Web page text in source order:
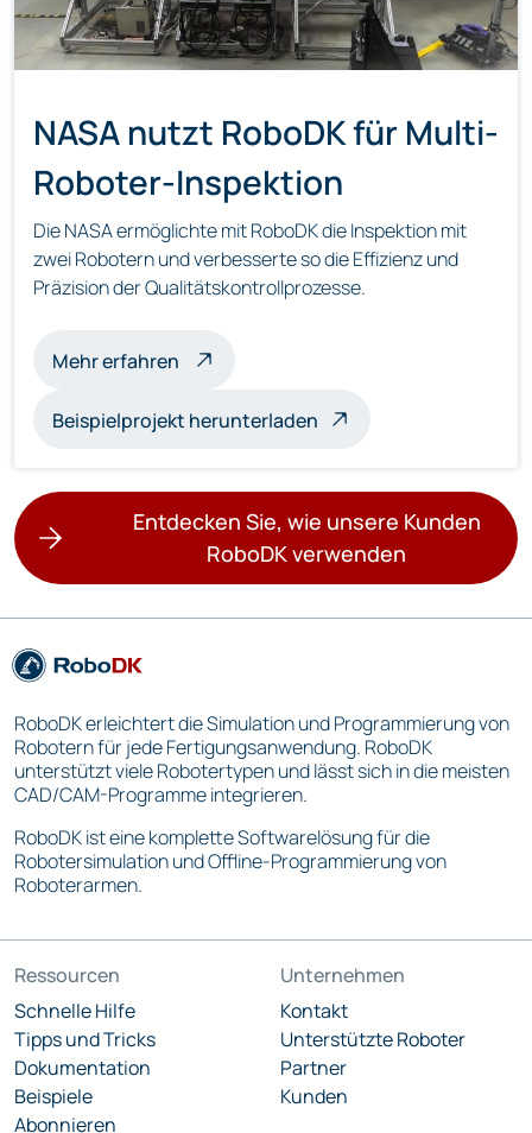
NASA nutzt RoboDK für Multi-
Roboter-Inspektion
Die NASA ermöglichte mit RoboDK die Inspektion mit
zwei Robotern und verbesserte so die Effizienz und
Präzision der Qualitätskontrollprozesse.
Mehr erfahren über die Multi-Roboter-Inspektion
Beispielprojekt herunterladen
Entdecken Sie, wie unsere Kunden
RoboDK verwenden
RoboDK erleichtert die Simulation und Programmierung von
Robotern für jede Fertigungsanwendung. RoboDK
unterstützt viele Robotertypen und lässt sich in die meisten
CAD/CAM-Programme integrieren.
RoboDK ist eine komplette Softwarelösung für die
Robotersimulation und Offline-Programmierung von
Roboterarmen.
Ressourcen
Schnelle Hilfe
Tipps und Tricks
Dokumentation
Beispiele
Abonnieren
Unternehmen
Kontakt
Unterstützte Roboter
Partner
Kunden